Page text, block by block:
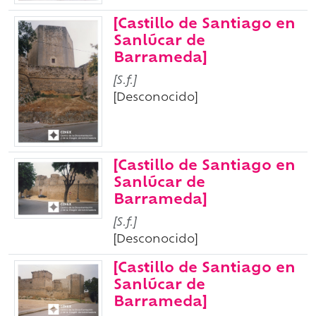
[Castillo de Santiago en
Sanlúcar de
Barrameda]
[S.f.]
[Desconocido]
[Castillo de Santiago en
Sanlúcar de
Barrameda]
[S.f.]
[Desconocido]
[Castillo de Santiago en
Sanlúcar de
Barrameda]